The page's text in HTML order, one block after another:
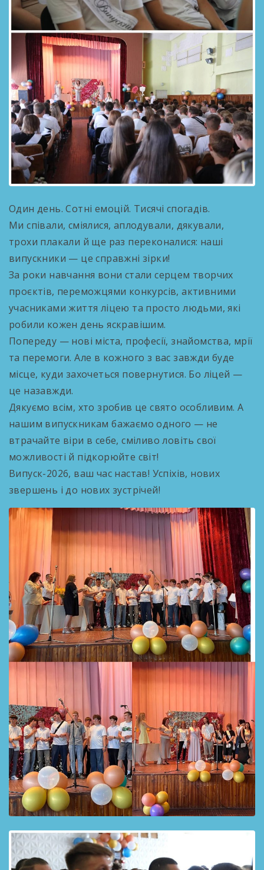
Один день. Сотні емоцій. Тисячі спогадів.
Ми співали, сміялися, аплодували, дякували,
трохи плакали й ще раз переконалися: наші
випускники — це справжні зірки!
За роки навчання вони стали серцем творчих
проєктів, переможцями конкурсів, активними
учасниками життя ліцею та просто людьми, які
робили кожен день яскравішим.
Попереду — нові міста, професії, знайомства, мрії
та перемоги. Але в кожного з вас завжди буде
місце, куди захочеться повернутися. Бо ліцей —
це назавжди.
Дякуємо всім, хто зробив це свято особливим. А
нашим випускникам бажаємо одного — не
втрачайте віри в себе, сміливо ловіть свої
можливості й підкорюйте світ!
Випуск-2026, ваш час настав! Успіхів, нових
звершень і до нових зустрічей!